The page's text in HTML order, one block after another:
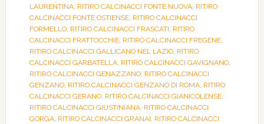
LAURENTINA, RITIRO CALCINACCI FONTE NUOVA, RITIRO
CALCINACCI FONTE OSTIENSE, RITIRO CALCINACCI
FORMELLO, RITIRO CALCINACCI FRASCATI, RITIRO
CALCINACCI FRATTOCCHIE, RITIRO CALCINACCI FREGENE,
RITIRO CALCINACCI GALLICANO NEL LAZIO, RITIRO
CALCINACCI GARBATELLA, RITIRO CALCINACCI GAVIGNANO,
RITIRO CALCINACCI GENAZZANO, RITIRO CALCINACCI
GENZANO, RITIRO CALCINACCI GENZANO DI ROMA, RITIRO
CALCINACCI GERANO, RITIRO CALCINACCI GIANICOLENSE,
RITIRO CALCINACCI GIUSTINIANA, RITIRO CALCINACCI
GORGA, RITIRO CALCINACCI GRANAI, RITIRO CALCINACCI